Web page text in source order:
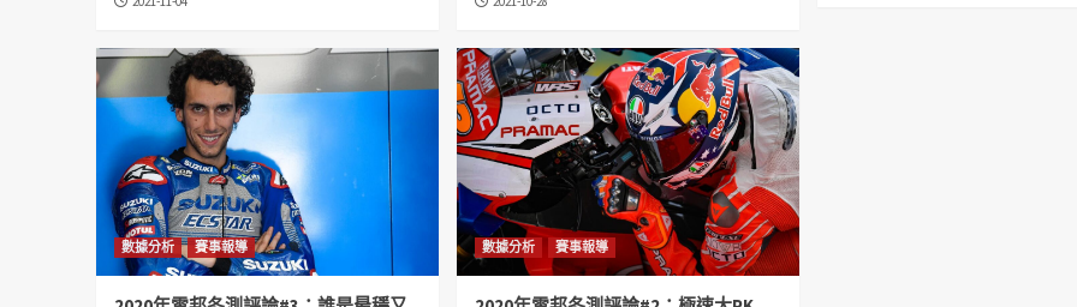
數據分析 賽事報導 數據分析 賽事報導